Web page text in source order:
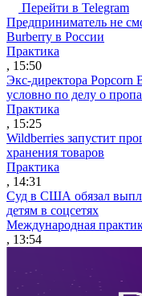
Перейти в Telegram
Предприниматель не
Burberry в России
Практика
, 15:50
Экс-директора Popcorn
условно по делу о
Практика
, 15:25
Wildberries запустит
хранения товаров
Практика
, 14:31
Суд в США обязал
детям в соцсетях
Международная
, 13:54